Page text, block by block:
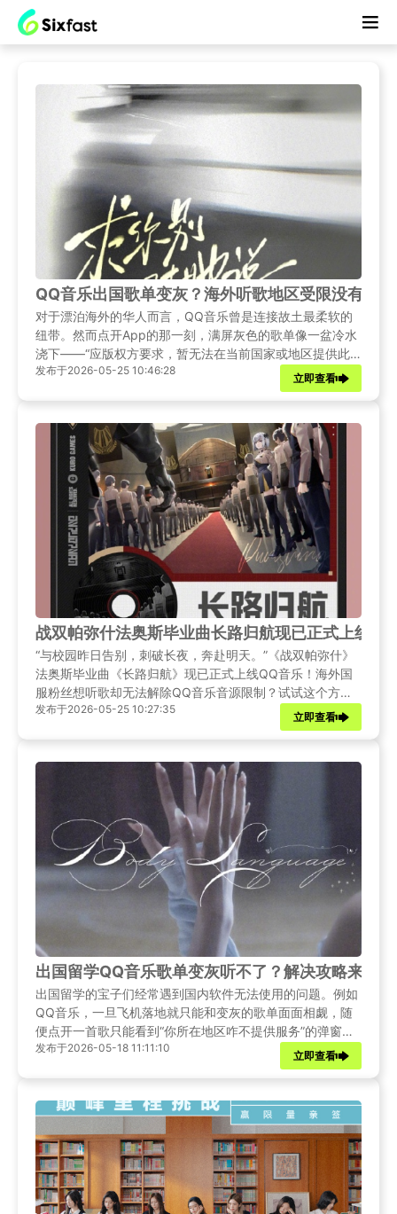
QQ音乐出国歌单变灰？海外听歌地区受限没有音
对于漂泊海外的华人而言，QQ音乐曾是连接故土最柔软的
纽带。然而点开App的那一刻，满屏灰色的歌单像一盆冷水
浇下——“应版权方要求，暂无法在当前国家或地区提供此
歌曲服务”。偶像的新专辑、深夜循环的民谣、健身时依赖
的电音节奏，统统被一道无形的数字高墙隔绝在外。
发布于2026-05-25 10:46:28
立即查看
战双帕弥什法奥斯毕业曲长路归航现已正式上线
“与校园昨日告别，刺破长夜，奔赴明天。”《战双帕弥什》
法奥斯毕业曲《长路归航》现已正式上线QQ音乐！海外国
服粉丝想听歌却无法解除QQ音乐音源限制？试试这个方
法！
发布于2026-05-25 10:27:35
立即查看
出国留学QQ音乐歌单变灰听不了？解决攻略来袭！
出国留学的宝子们经常遇到国内软件无法使用的问题。例如
QQ音乐，一旦飞机落地就只能和变灰的歌单面面相觑，随
便点开一首歌只能看到“你所在地区咋不提供服务”的弹窗。
如何才能在海外也轻松使用QQ音乐呢？方法如下！
发布于2026-05-18 11:11:10
立即查看